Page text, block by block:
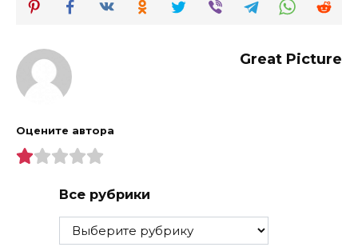
Great Picture
Оцените автора
Все рубрики
Все
рубрики